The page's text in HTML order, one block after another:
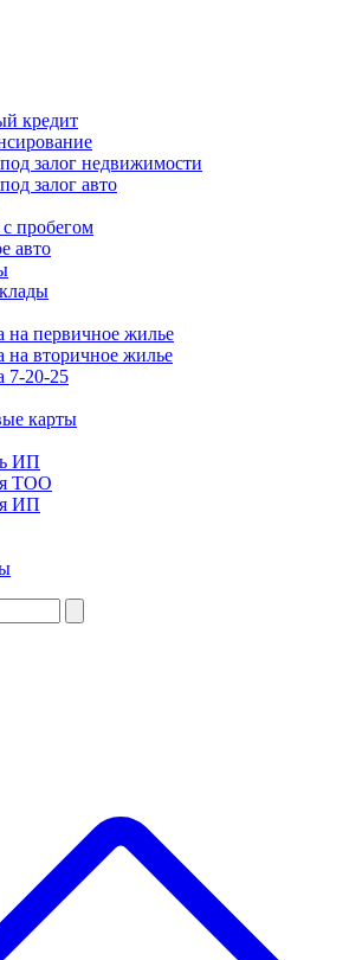
кредит
залог недвижимости
залог авто
пробегом
авто
на первичное жилье
на вторичное жилье
7-20-25
карты
ИП
ТОО
ИП